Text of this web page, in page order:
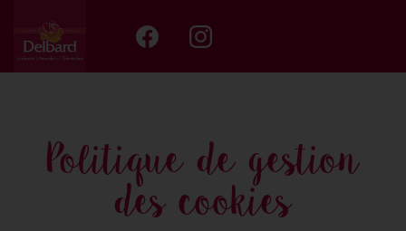
Politique de gestion
des cookies